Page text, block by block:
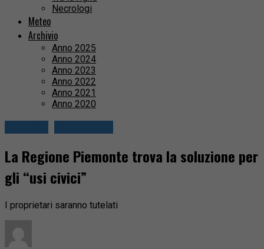
Necrologi
Meteo
Archivio
Anno 2025
Anno 2024
Anno 2023
Anno 2022
Anno 2021
Anno 2020
La Regione Piemonte trova la soluzione per
gli “usi civici”
I proprietari saranno tutelati